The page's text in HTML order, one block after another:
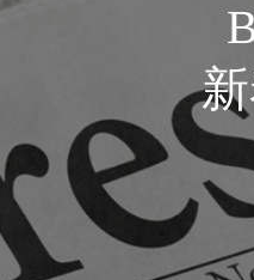
着